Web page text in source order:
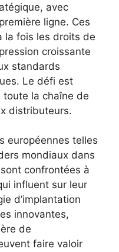
avec
ligne. Ces
la fois les droits de
croissante
standards
Le défi est
toute la chaîne de
distributeurs.
européennes telles
mondiaux dans
confrontées à
influent sur leur
d’implantation
innovantes,
de
faire valoir